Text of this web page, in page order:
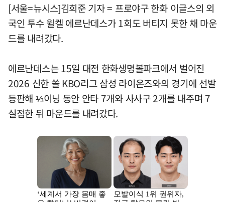
[서울=뉴시스]김희준 기자 = 프로야구 한화 이글스의 외
국인 투수 윌켈 에르난데스가 1회도 버티지 못한 채 마운
드를 내려갔다.
에르난데스는 15일 대전 한화생명볼파크에서 벌어진
2026 신한 쏠 KBO리그 삼성 라이온즈와의 경기에 선발
등판해 ⅓이닝 동안 안타 7개와 사사구 2개를 내주며 7
실점한 뒤 마운드를 내려갔다.